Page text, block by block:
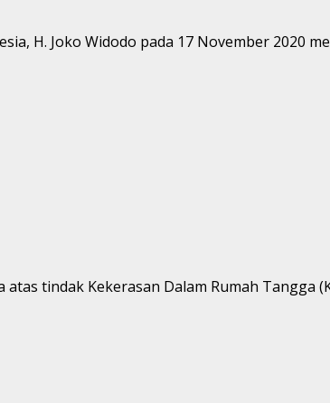
H. Joko Widodo pada 17 November 2020
tindak Kekerasan Dalam Rumah Tangga